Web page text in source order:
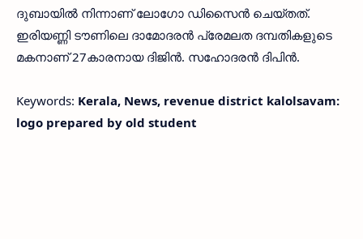
ദുബായില്‍ നിന്നാണ് ലോഗോ ഡിസൈന്‍ ചെയ്തത്.
ഇരിയണ്ണി ടൗണിലെ ദാമോദരന്‍ പ്രേമലത ദമ്പതികളുടെ
മകനാണ് 27കാരനായ ദിജിന്‍. സഹോദരന്‍ ദിപിന്‍.
Keywords: Kerala, News, revenue district kalolsavam:
logo prepared by old student